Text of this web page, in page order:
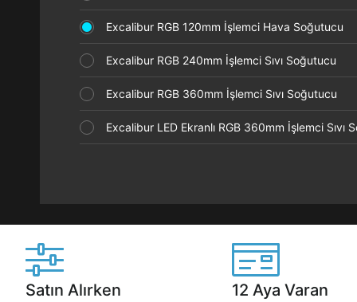
Excalibur RGB 120mm İşlemci Hava Soğutucu
Excalibur RGB 240mm İşlemci Sıvı Soğutucu
Excalibur RGB 360mm İşlemci Sıvı Soğutucu
Excalibur LED Ekranlı RGB 360mm İşlemci
Satın Alırken
12 Aya Varan